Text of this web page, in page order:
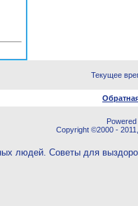
Текущее
Copyright ©2000 -
людей. Советы для